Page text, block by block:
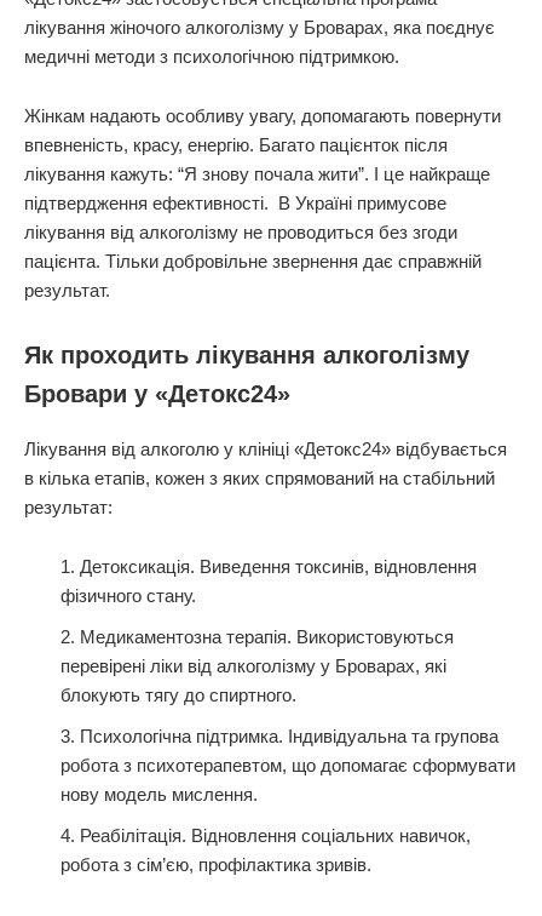
лікування жіночого алкоголізму у Броварах, яка поєднує
медичні методи з психологічною підтримкою.
Жінкам надають особливу увагу, допомагають повернути
впевненість, красу, енергію. Багато пацієнток після
лікування кажуть: “Я знову почала жити”. І це найкраще
підтвердження ефективності. В Україні примусове
лікування від алкоголізму не проводиться без згоди
пацієнта. Тільки добровільне звернення дає справжній
результат.
Як проходить лікування алкоголізму
Бровари у «Детокс24»
Лікування від алкоголю у клініці «Детокс24» відбувається
в кілька етапів, кожен з яких спрямований на стабільний
результат:
Детоксикація. Виведення токсинів, відновлення
фізичного стану.
Медикаментозна терапія. Використовуються
перевірені ліки від алкоголізму у Броварах, які
блокують тягу до спиртного.
Психологічна підтримка. Індивідуальна та групова
робота з психотерапевтом, що допомагає сформувати
нову модель мислення.
Реабілітація. Відновлення соціальних навичок,
робота з сім’єю, профілактика зривів.